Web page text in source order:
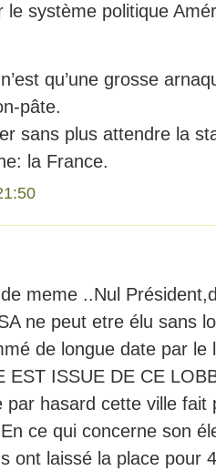
le système politique
qu’une grosse
pâte.
sans plus attendre la
la France.
meme ..Nul
ne peut etre élu sans
de longue date par le
EST ISSUE DE CE
par hasard cette ville fait
ce qui concerne son
ont laissé la place pour